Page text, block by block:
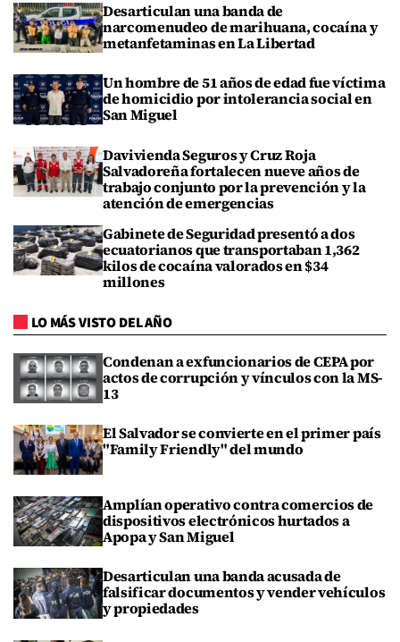
Desarticulan una banda de
narcomenudeo de marihuana, cocaína y
metanfetaminas en La Libertad
Un hombre de 51 años de edad fue víctima
de homicidio por intolerancia social en
San Miguel
Davivienda Seguros y Cruz Roja
Salvadoreña fortalecen nueve años de
trabajo conjunto por la prevención y la
atención de emergencias
Gabinete de Seguridad presentó a dos
ecuatorianos que transportaban 1,362
kilos de cocaína valorados en $34
millones
LO MÁS VISTO DEL AÑO
Condenan a exfuncionarios de CEPA por
actos de corrupción y vínculos con la MS-
13
El Salvador se convierte en el primer país
"Family Friendly" del mundo
Amplían operativo contra comercios de
dispositivos electrónicos hurtados a
Apopa y San Miguel
Desarticulan una banda acusada de
falsificar documentos y vender vehículos
y propiedades